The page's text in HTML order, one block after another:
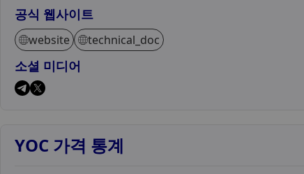
공식 웹사이트
website technical_doc
소셜 미디어
YOC 가격 통계